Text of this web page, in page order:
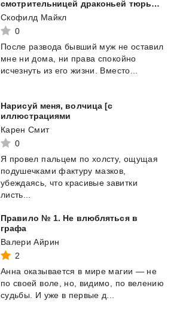
смотрительницей драконьей тюрьмы
Скофилд Майкл
0
После развода бывший муж не оставил
мне ни дома, ни права спокойно
исчезнуть из его жизни. Вместо...
Нарисуй меня, волчица [с
иллюстрациями
Карен Смит
0
Я провел пальцем по холсту, ощущая
подушечками фактуру мазков,
убеждаясь, что красивые завитки
листь...
Правило № 1. Не влюбляться в
графа
Валери Айрин
2
Анна оказывается в мире магии — не
по своей воле, но, видимо, по велению
судьбы. И уже в первые д...